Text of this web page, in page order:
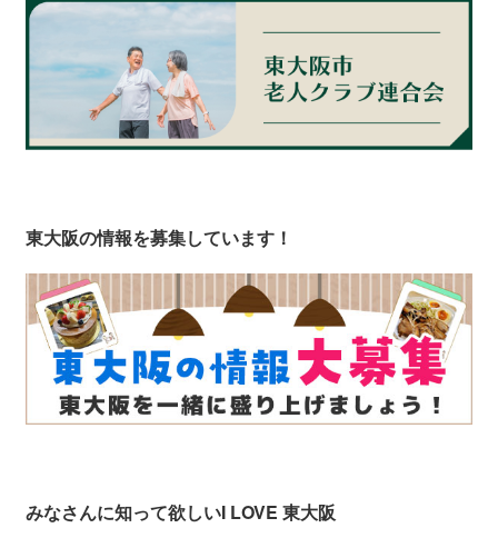
東大阪の情報を募集しています！
みなさんに知って欲しいI LOVE 東大阪